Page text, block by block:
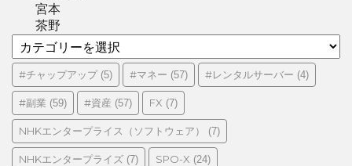
宮本
茶野
テ
ゴ
リ
ー
#チャップアップ(5) #マネー (57) #レンタルサーバー (4)
#副業 (59) #資産 (57) FX (7)
NHKエンタープライス（ソフトウェア） (7)
NHKエンタープライズ (7) SPO-X (24)